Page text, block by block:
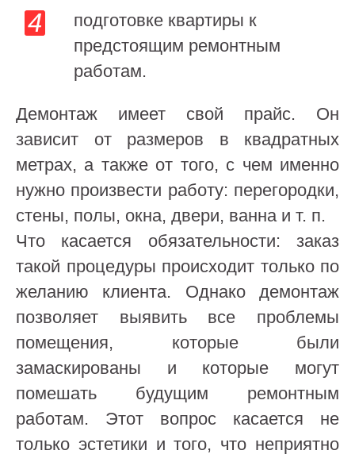
подготовке квартиры к
предстоящим ремонтным
работам.
Демонтаж имеет свой прайс. Он
зависит от размеров в квадратных
метрах, а также от того, с чем именно
нужно произвести работу: перегородки,
стены, полы, окна, двери, ванна и т. п.
Что касается обязательности: заказ
такой процедуры происходит только по
желанию клиента. Однако демонтаж
позволяет выявить все проблемы
помещения, которые были
замаскированы и которые могут
помешать будущим ремонтным
работам. Этот вопрос касается не
только эстетики и того, что неприятно